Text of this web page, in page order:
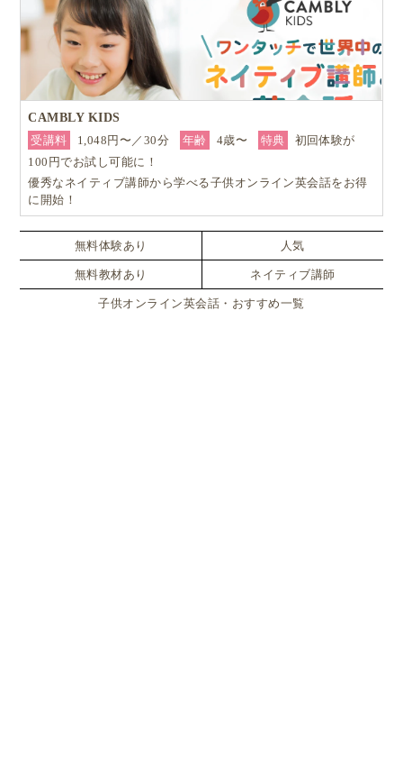
CAMBLY KIDS
受講料
1,048円〜／30分 年齢 4歳〜 特典
初回体験が
100円でお試し可能に！
優秀なネイティブ講師から学べる子供オンライン英会話をお得
に開始！
無料体験あり 人気
無料教材あり ネイティブ講師
子供オンライン英会話・おすすめ一覧